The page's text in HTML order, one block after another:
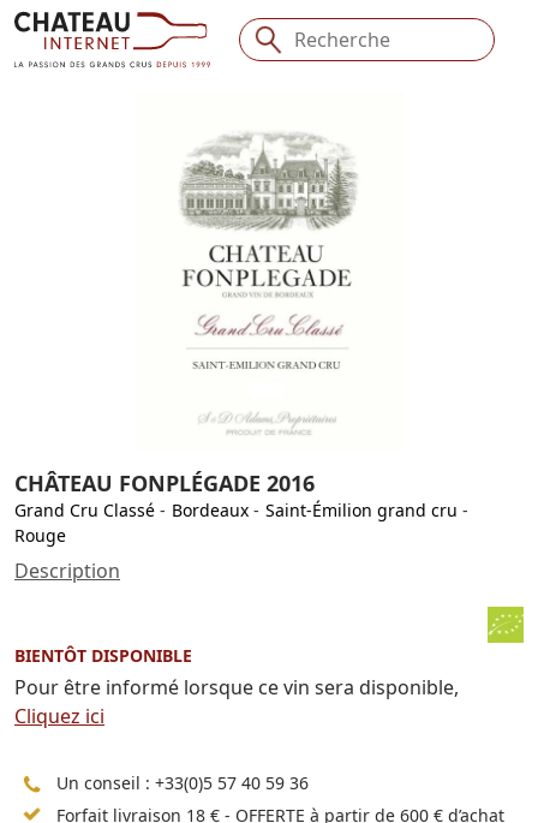
CHÂTEAU FONPLÉGADE 2016
Grand Cru Classé - Bordeaux - Saint-Émilion grand cru -
Rouge
Description
BIENTÔT DISPONIBLE
Pour être informé lorsque ce vin sera disponible,
Cliquez ici
Un conseil : +33(0)5 57 40 59 36
Forfait livraison 18 € - OFFERTE à partir de 600 € d’achat